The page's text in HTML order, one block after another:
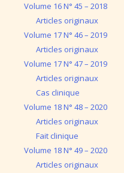
Volume 16 N° 45 – 2018
Articles originaux
Volume 17 N° 46 – 2019
Articles originaux
Volume 17 N° 47 – 2019
Articles originaux
Cas clinique
Volume 18 N° 48 – 2020
Articles originaux
Fait clinique
Volume 18 N° 49 – 2020
Articles originaux